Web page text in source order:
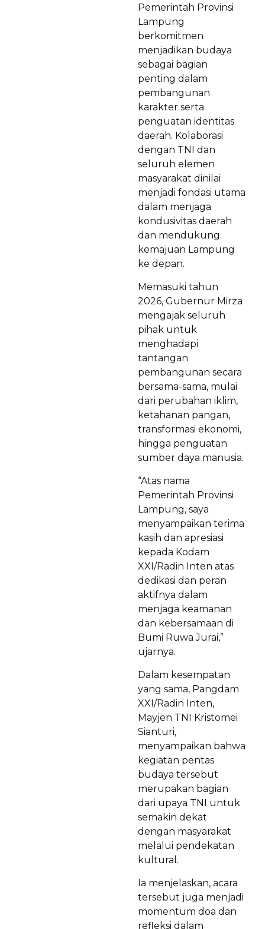
Pemerintah Provinsi
Lampung
berkomitmen
menjadikan budaya
sebagai bagian
penting dalam
pembangunan
karakter serta
penguatan identitas
daerah. Kolaborasi
dengan TNI dan
seluruh elemen
masyarakat dinilai
menjadi fondasi utama
dalam menjaga
kondusivitas daerah
dan mendukung
kemajuan Lampung
ke depan.
Memasuki tahun
2026, Gubernur Mirza
mengajak seluruh
pihak untuk
menghadapi
tantangan
pembangunan secara
bersama-sama, mulai
dari perubahan iklim,
ketahanan pangan,
transformasi ekonomi,
hingga penguatan
sumber daya manusia.
“Atas nama
Pemerintah Provinsi
Lampung, saya
menyampaikan terima
kasih dan apresiasi
kepada Kodam
XXI/Radin Inten atas
dedikasi dan peran
aktifnya dalam
menjaga keamanan
dan kebersamaan di
Bumi Ruwa Jurai,”
ujarnya.
Dalam kesempatan
yang sama, Pangdam
XXI/Radin Inten,
Mayjen TNI Kristomei
Sianturi,
menyampaikan bahwa
kegiatan pentas
budaya tersebut
merupakan bagian
dari upaya TNI untuk
semakin dekat
dengan masyarakat
melalui pendekatan
kultural.
Ia menjelaskan, acara
tersebut juga menjadi
momentum doa dan
refleksi dalam